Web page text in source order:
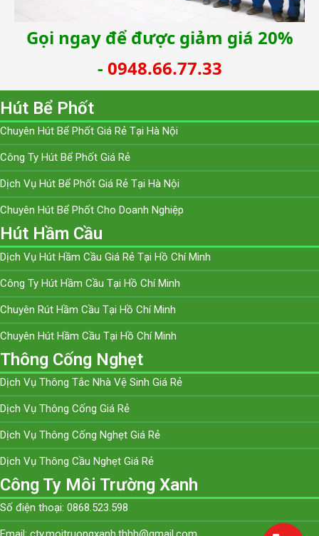
Gọi ngay để được giảm giá 20%
- 0948.66.77.33
Hút Bể Phốt
Chuyên Hút Bể Phốt Giá Rẻ Tại Hà Nội
Công Ty Hút Bể Phốt Giá Rẻ
Dịch Vụ Hút Bể Phốt Giá Rẻ Tại Hà Nội
Chuyên Hút Bể Phốt Cho Doanh Nghiệp
Hút Hầm Cầu
Dịch Vụ Hút Hầm Cầu Giá Rẻ Tại Hồ Chí Minh
Công Ty Hút Hầm Cầu Tại Hồ Chí Minh
Chuyên Rút Hầm Cầu Tại Hồ Chí Minh
Chuyên Hút Hầm Cầu Tại Hồ Chí Minh
Thông Cống Nghẹt
Dịch Vụ Thông Tắc Nhà Vệ Sinh Giá Rẻ
Dịch Vụ Thông Cống Giá Rẻ
Dịch Vụ Thông Cống Nghẹt Giá Rẻ
Dịch Vụ Thông Cầu Nghẹt Giá Rẻ
Công Ty Môi Trường Xanh
Số điện thoại: 0868.523.598